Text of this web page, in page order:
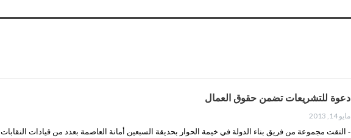
دعوة للتشريعات تضمن حقوق العمال
مايو 14, 2013
- التقت مجموعة من فريق بناء الدولة في خيمة الحوار بحديقة السبعين أمانة العاصمة بعدد من قيادات النقابات